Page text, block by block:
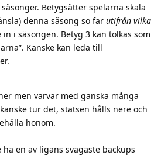
Betygsätter spelarna skala
denna säsong so far utifrån vilka
in i säsongen. Betyg 3 kan tolkas som
Kanske kan leda till
men varvar med ganska många
tur det, statsen hålls nere och
honom.
en av ligans svagaste backups